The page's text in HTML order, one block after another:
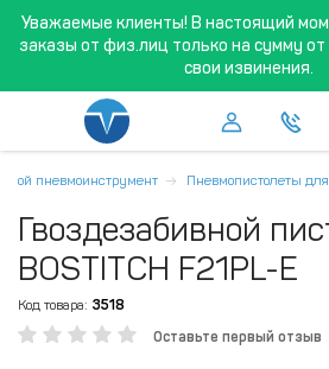
Уважаемые клиенты! В настоящий
заказы от физ.лиц только на сумму от
свои извинения.
пневмоинструмент Пневмопистолеты
Гвоздезабивной
BOSTITCH F21PL-E
Код товара: 3518
Оставьте первый отзыв